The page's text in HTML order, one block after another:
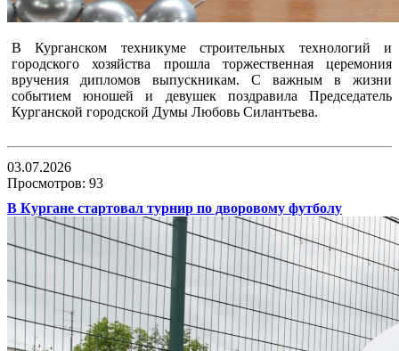
В Курганском техникуме строительных технологий и
городского хозяйства прошла торжественная церемония
вручения дипломов выпускникам. С важным в жизни
событием юношей и девушек поздравила Председатель
Курганской городской Думы Любовь Силантьева.
03.07.2026
Просмотров: 93
В Кургане стартовал турнир по дворовому футболу